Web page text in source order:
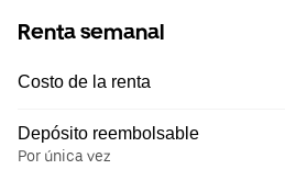
Renta semanal
Costo de la renta
Depósito reembolsable
Por única vez